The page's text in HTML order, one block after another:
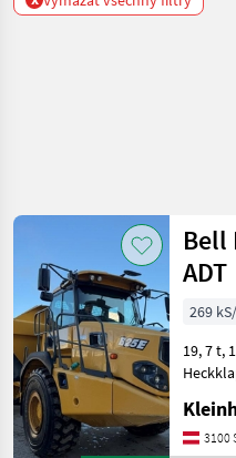
Kategorie 4 Země
AKTUÁLNÍ
CESTA
stavebná
technika
Stroje
Na
Stavbu
Obnovit
Zobrazit
výsledků
Bell
ADT
269
19, 7 t, 15 m3 Inhalt, große
Heckklappe,
3100